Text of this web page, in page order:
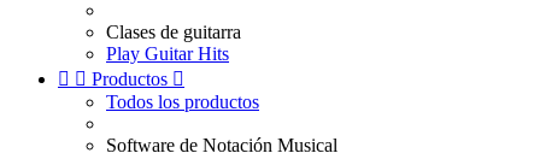
Clases de guitarra
Play Guitar Hits
  Productos 
Todos los productos
Software de Notación Musical